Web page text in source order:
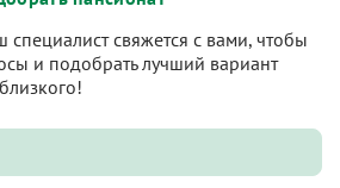
специалист свяжется с вами, чтобы
и подобрать лучший вариант